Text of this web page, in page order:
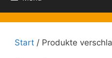
Start / Produkte